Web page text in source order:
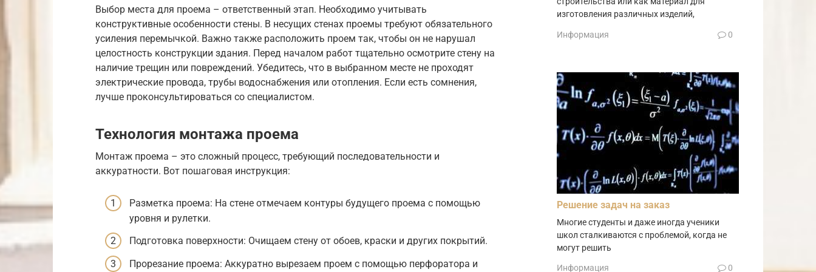
Выбор места для проема – ответственный этап. Необходимо учитывать
конструктивные особенности стены. В несущих стенах проемы требуют обязательного
усиления перемычкой. Важно также расположить проем так, чтобы он не нарушал
целостность конструкции здания. Перед началом работ тщательно осмотрите стену на
наличие трещин или повреждений. Убедитесь, что в выбранном месте не проходят
электрические провода, трубы водоснабжения или отопления. Если есть сомнения,
лучше проконсультироваться со специалистом.
Технология монтажа проема
Монтаж проема – это сложный процесс, требующий последовательности и
аккуратности. Вот пошаговая инструкция:
Разметка проема: На стене отмечаем контуры будущего проема с помощью
уровня и рулетки.
Подготовка поверхности: Очищаем стену от обоев, краски и других покрытий.
Прорезание проема: Аккуратно вырезаем проем с помощью перфоратора и
изготовления различных изделий,
Информация 0
Решение задач на заказ
Многие студенты и даже иногда ученики
школ сталкиваются с проблемой, когда не
могут решить
Информация 0